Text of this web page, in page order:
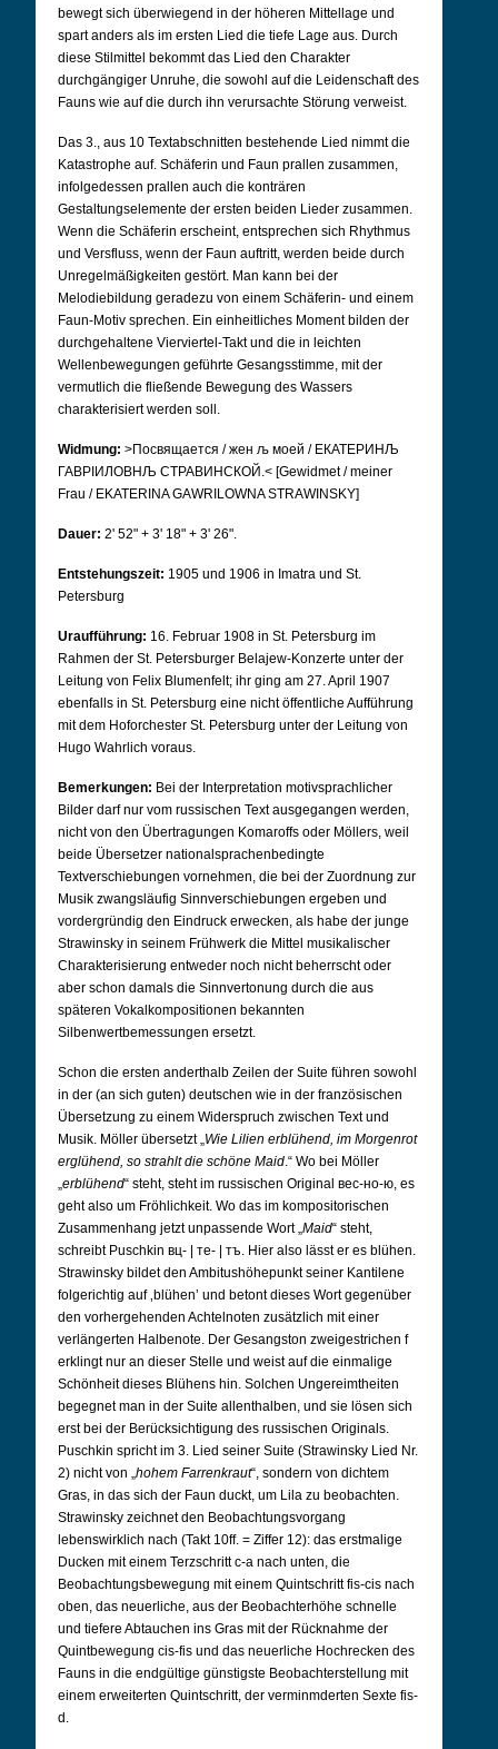
bewegt sich überwiegend in der höheren Mittellage und
spart anders als im ersten Lied die tiefe Lage aus. Durch
diese Stilmittel bekommt das Lied den Charakter
durchgängiger Unruhe, die sowohl auf die Leidenschaft des
Fauns wie auf die durch ihn verursachte Störung verweist.
Das 3., aus 10 Textabschnitten bestehende Lied nimmt die
Katastrophe auf. Schäferin und Faun prallen zusammen,
infolgedessen prallen auch die konträren
Gestaltungselemente der ersten beiden Lieder zusammen.
Wenn die Schäferin erscheint, entsprechen sich Rhythmus
und Versfluss, wenn der Faun auftritt, werden beide durch
Unregelmäßigkeiten gestört. Man kann bei der
Melodiebildung geradezu von einem Schäferin- und einem
Faun-Motiv sprechen. Ein einheitliches Moment bilden der
durchgehaltene Vierviertel-Takt und die in leichten
Wellenbewegungen geführte Gesangsstimme, mit der
vermutlich die fließende Bewegung des Wassers
charakterisiert werden soll.
Widmung: >Посвящается / жен љ моей / ЕКАТЕРИНЉ
ГАВРІИЛОВНЉ СТРАВИНСКОЙ.< [Gewidmet / meiner
Frau / EKATERINA GAWRILOWNA STRAWINSKY]
Dauer: 2' 52" + 3' 18" + 3' 26".
Entstehungszeit: 1905 und 1906 in Imatra und St.
Petersburg
Uraufführung: 16. Februar 1908 in St. Petersburg im
Rahmen der St. Petersburger Belajew-Konzerte unter der
Leitung von Felix Blumenfelt; ihr ging am 27. April 1907
ebenfalls in St. Petersburg eine nicht öffentliche Aufführung
mit dem Hoforchester St. Petersburg unter der Leitung von
Hugo Wahrlich voraus.
Bemerkungen: Bei der Interpretation motivsprachlicher
Bilder darf nur vom russischen Text ausgegangen werden,
nicht von den Übertragungen Komaroffs oder Möllers, weil
beide Übersetzer nationalsprachenbedingte
Textverschiebungen vornehmen, die bei der Zuordnung zur
Musik zwangsläufig Sinnverschiebungen ergeben und
vordergründig den Eindruck erwecken, als habe der junge
Strawinsky in seinem Frühwerk die Mittel musikalischer
Charakterisierung entweder noch nicht beherrscht oder
aber schon damals die Sinnvertonung durch die aus
späteren Vokalkompositionen bekannten
Silbenwertbemessungen ersetzt.
Schon die ersten anderthalb Zeilen der Suite führen sowohl
in der (an sich guten) deutschen wie in der französischen
Übersetzung zu einem Widerspruch zwischen Text und
Musik. Möller übersetzt „Wie Lilien erblühend, im Morgenrot
erglühend, so strahlt die schöne Maid.“ Wo bei Möller
„erblühend“ steht, steht im russischen Original вес-но-ю, es
geht also um Fröhlichkeit. Wo das im kompositorischen
Zusammenhang jetzt unpassende Wort „Maid“ steht,
schreibt Puschkin вц- | те- | тъ. Hier also lässt er es blühen.
Strawinsky bildet den Ambitushöhepunkt seiner Kantilene
folgerichtig auf ‚blühen’ und betont dieses Wort gegenüber
den vorhergehenden Achtelnoten zusätzlich mit einer
verlängerten Halbenote. Der Gesangston zweigestrichen f
erklingt nur an dieser Stelle und weist auf die einmalige
Schönheit dieses Blühens hin. Solchen Ungereimtheiten
begegnet man in der Suite allenthalben, und sie lösen sich
erst bei der Berücksichtigung des russischen Originals.
Puschkin spricht im 3. Lied seiner Suite (Strawinsky Lied Nr.
2) nicht von „hohem Farrenkraut“, sondern von dichtem
Gras, in das sich der Faun duckt, um Lila zu beobachten.
Strawinsky zeichnet den Beobachtungsvorgang
lebenswirklich nach (Takt 10ff. = Ziffer 12): das erstmalige
Ducken mit einem Terzschritt c-a nach unten, die
Beobachtungsbewegung mit einem Quintschritt fis-cis nach
oben, das neuerliche, aus der Beobachterhöhe schnelle
und tiefere Abtauchen ins Gras mit der Rücknahme der
Quintbewegung cis-fis und das neuerliche Hochrecken des
Fauns in die endgültige günstigste Beobachterstellung mit
einem erweiterten Quintschritt, der verminmderten Sexte fis-
d.